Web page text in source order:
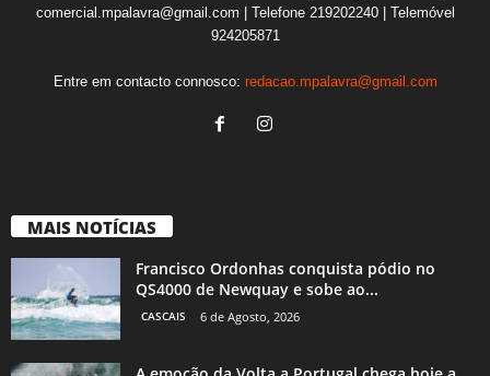
comercial.mpalavra@gmail.com | Telefone 219202240 | Telemóvel
924205871
Entre em contacto connosco: redacao.mpalavra@gmail.com
MAIS NOTÍCIAS
Francisco Ordonhas conquista pódio no
QS4000 de Newquay e sobe ao...
CASCAIS 6 de Agosto, 2026